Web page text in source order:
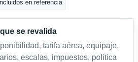
en referencia
se revalida
tarifa aérea, equipaje,
escalas, impuestos, política